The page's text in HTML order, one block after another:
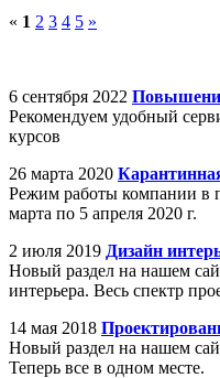
« 1 2 3 4 5 »
6 сентября 2022
Рекомендуем удобный
курсов
26 марта 2020
Режим работы компании в
марта по 5 апреля 2020 г.
2 июля 2019 Дизайн
Новый раздел на нашем
интерьера. Весь спектр
14 мая 2018
Новый раздел на нашем
Теперь все в одном месте.